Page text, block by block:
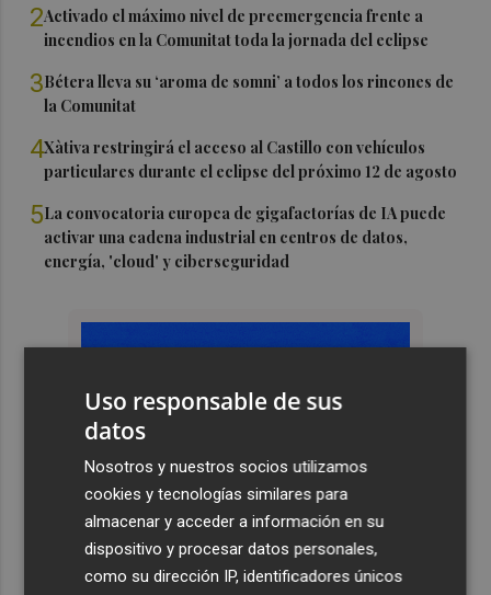
2Activado el máximo nivel de preemergencia frente a
incendios en la Comunitat toda la jornada del eclipse
3Bétera lleva su ‘aroma de somni’ a todos los rincones de
la Comunitat
4Xàtiva restringirá el acceso al Castillo con vehículos
particulares durante el eclipse del próximo 12 de agosto
5La convocatoria europea de gigafactorías de IA puede
activar una cadena industrial en centros de datos,
energía, 'cloud' y ciberseguridad
Uso responsable de sus
datos
Nosotros y nuestros socios utilizamos
cookies y tecnologías similares para
almacenar y acceder a información en su
dispositivo y procesar datos personales,
como su dirección IP, identificadores únicos